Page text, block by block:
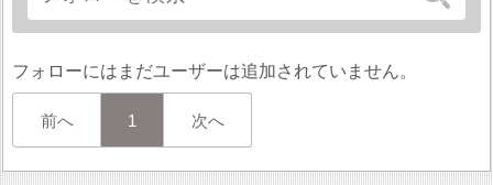
フォローにはまだユーザーは追加されていません。
前へ 1 次へ